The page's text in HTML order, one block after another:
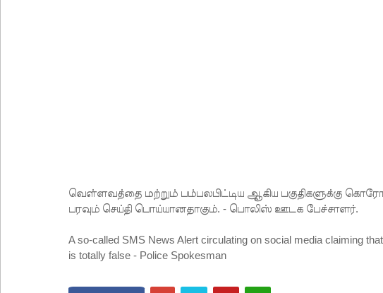
ஹிருணிகாவின் சிறைத் தண்டனைக்கு எதிரான மேல்முறையீட்டு
வெள்ளவத்தை மற்றும் பம்பலபிட்டிய ஆகிய பகுதிகளுக்கு
பரவும் செய்தி பொய்யானதாகும். - பொலிஸ் ஊடக பேச்சாளர்.
A so-called SMS News Alert circulating on social media claiming
is totally false - Police Spokesman